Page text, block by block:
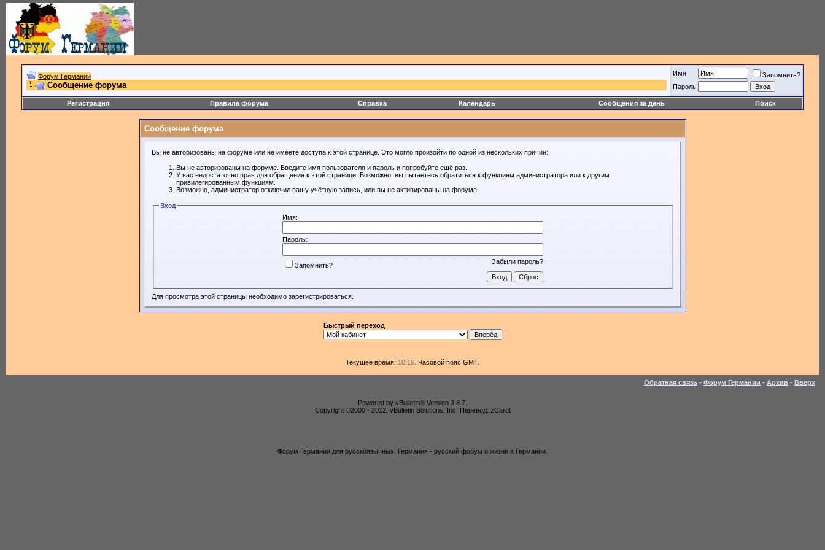
Форум Германии
Сообщение форума
Имя
Запомнить?
Пароль
Регистрация Правила форума Справка Календарь Сообщения за день Поиск
Сообщение форума
Вы не авторизованы на форуме или не имеете доступа к этой странице. Это могло произойти по одной из нескольких причин:
Вы не авторизованы на форуме. Введите имя пользователя и пароль и попробуйте ещё раз.
У вас недостаточно прав для обращения к этой странице. Возможно, вы пытаетесь обратиться к функциям администратора или к другим
привилегированным функциям.
Возможно, администратор отключил вашу учётную запись, или вы не активированы на форуме.
Вход
Имя:
Пароль:
Забыли пароль?
Запомнить?
Для просмотра этой страницы необходимо зарегистрироваться.
Быстрый переход
Текущее время: 10:16 . Часовой пояс GMT.
Обратная связь - Форум Германии - Архив - Вверх
Powered by vBulletin® Version 3.8.7.
Copyright ©2000 - 2012, vBulletin Solutions, Inc. Перевод: zCarot
Форум Германии для русскоязычных. Германия - русский форум о жизни в Германии.